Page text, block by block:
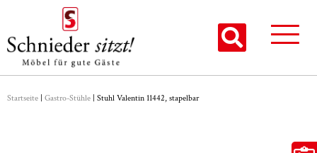
Startseite | Gastro-Stühle | Stuhl Valentin 11442, stapelbar